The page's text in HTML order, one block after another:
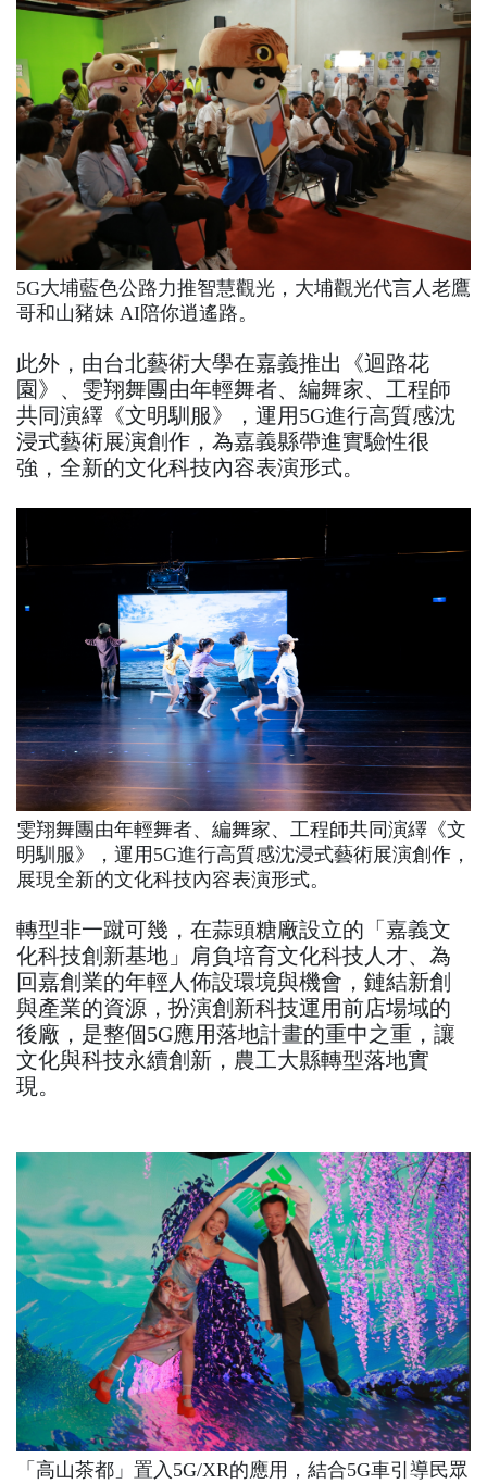
5G大埔藍色公路力推智慧觀光，大埔觀光代言人老鷹
哥和山豬妹 AI陪你逍遙路。
此外，由台北藝術大學在嘉義推出《迴路花
園》、雯翔舞團由年輕舞者、編舞家、工程師
共同演繹《文明馴服》，運用5G進行高質感沈
浸式藝術展演創作，為嘉義縣帶進實驗性很
強，全新的文化科技內容表演形式。
雯翔舞團由年輕舞者、編舞家、工程師共同演繹《文
明馴服》，運用5G進行高質感沈浸式藝術展演創作，
展現全新的文化科技內容表演形式。
轉型非一蹴可幾，在蒜頭糖廠設立的「嘉義文
化科技創新基地」肩負培育文化科技人才、為
回嘉創業的年輕人佈設環境與機會，鏈結新創
與產業的資源，扮演創新科技運用前店場域的
後廠，是整個5G應用落地計畫的重中之重，讓
文化與科技永續創新，農工大縣轉型落地實
現。
「高山茶都」置入5G/XR的應用，結合5G車引導民眾